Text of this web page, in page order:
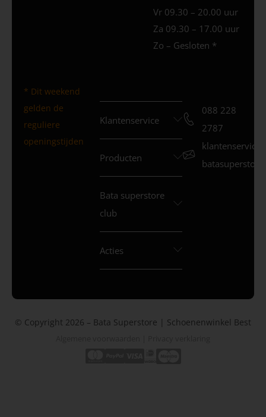
Vr 09.30 – 20.00 uur
Za 09.30 – 17.00 uur
Zo – Gesloten *
* Dit weekend
gelden de
reguliere
openingstijden
Klantenservice
Producten
Bata superstore
club
Acties
088 228
2787
© Copyright 2026 – Bata Superstore | Schoenenwinkel Best